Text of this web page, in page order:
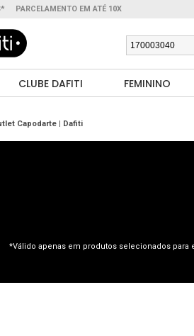
PARCELAMENTO EM ATÉ 10X
CLUBE DAFITI FEMININO
Capodarte | Dafiti
*Válido apenas em produtos selecionados